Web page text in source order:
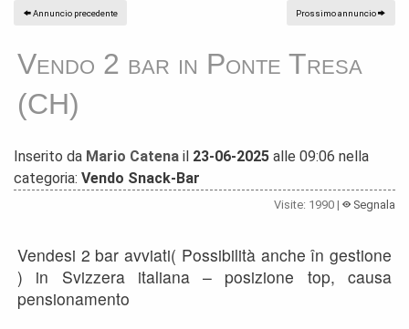
Annuncio precedente Prossimo annuncio
Vendo 2 bar in Ponte Tresa
(CH)
Inserito da Mario Catena il 23-06-2025 alle 09:06 nella
categoria: Vendo Snack-Bar
Visite: 1990 | Segnala
Vendesi 2 bar avviati( Possibilità anche în gestione
) in Svizzera italiana – posizione top, causa
pensionamento